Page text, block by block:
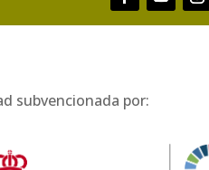
subvencionada por: